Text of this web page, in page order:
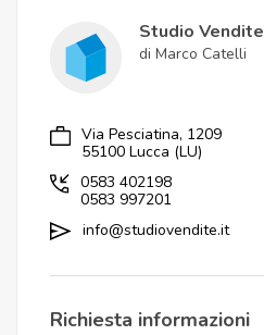
Studio Vendite
di Marco Catelli
Via Pesciatina, 1209
55100 Lucca (LU)
0583 402198
0583 997201
info@studiovendite.it
Richiesta informazioni